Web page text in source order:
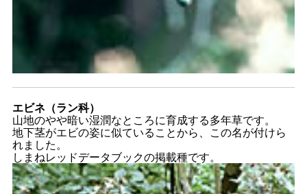
エビネ（ラン科）
山地のやや暗い湿潤なところに育成する多年草です。
地下茎がエビの姿に似ていることから、この名が付けら
れました。
しまねレッドデータブックの掲載種です。